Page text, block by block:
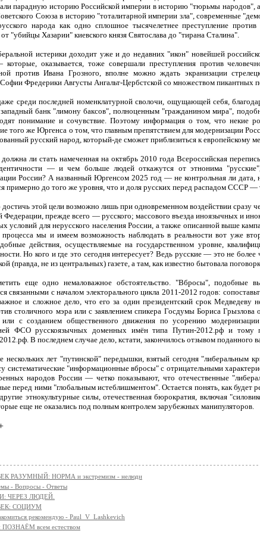
парадную историю Российской империи в историю "тюрьмы народов",
Союза в историю "тоталитарной империи зла", современные
народа как одно сплошное тысячелетнее преступление
от "убийцы Хазарии" киевского князя Святослава до "тирана Сталина".
истерики доходит уже и до недавних "икон" новейшей
оказывается, тоже совершали преступления против
против Ивана Грозного, вполне можно ждать экранизации
Фредерики Августы Ангальт-Цербстской со множеством
среди последней номенклатурной сволочи, ощущающей себя,
банк "лимону баксов", полноценным "гражданином мира",
понимание и сочувствие. Поэтому информация о том, что некие
того же Юргенса о том, что главным препятствием для модернизации
русский народ, который-де сможет приблизиться к европейскому
ли стать намеченная на октябрь 2010 года Всероссийская
— и чем больше людей откажутся от этнонима
России? А названный Юргенсом 2025 год — не контрольная ли дата,
примерно до того же уровня, что и доля русских перед распадом СССР —
достичь этой цели возможно лишь при одновременном воздействии сразу
Федерации, прежде всего — русского; массового въезда иноязычных и
условий для нерусского населения России, а также описанной выше
мы и имеем возможность наблюдать в реальности вот уже
действия, осуществляемые на государственном уровне,
Но кого и где это сегодня интересует? Ведь русские — это не
(правда, не из центральных) газете, а там, как известно бытовала
еще одно немаловажное обстоятельство. "Вбросы", подобные
связанными с началом электорального цикла 2011-2012 годов:
и сложное дело, что его за один президентский срок Медведеву
столичного мэра или с заявлением спикера Госдумы Бориса
или с созданием общественного движения по усорению
ФСО русскоязычных доменных имён типа Путин-2012.рф и тому
В последнем случае дело, кстати, закончилось отзывом поданного
нескольких лет "путинской" передышки, взятый сегодня "либеральным
систематические "информационные вбросы" с отрицательными
народов России — четко показывают, что отечественные
перед ними "глобальным истеблишментом". Остается понять, как будет
этнокультурные силы, отечественная бюрократия, включая
еще не оказались под полным контролем зарубежных манипуляторов.
РАЗУМНЫЙ: НОРМА и экстремизм - нелюди
- Вопросы - Ответы
ЧЕРЕЗ ЛЮДЕЙ.
СОЦИУМ
рекомендую - Paul_V_Lashkevich
всем естеством